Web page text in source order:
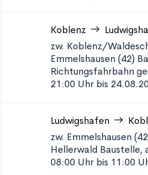
Koblenz
zw. Koblenz/
Emmelshausen (42)
Richtungsfahrbahn
21:00 Uhr bis
Ludwigshafen
zw. Emmelshausen
Hellerwald Baustelle,
08:00 Uhr bis 11:00